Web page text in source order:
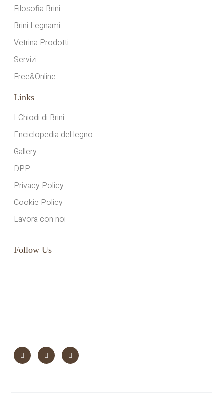
Filosofia Brini
Brini Legnami
Vetrina Prodotti
Servizi
Free&Online
Links
I Chiodi di Brini
Enciclopedia del legno
Gallery
DPP
Privacy Policy
Cookie Policy
Lavora con noi
Follow Us